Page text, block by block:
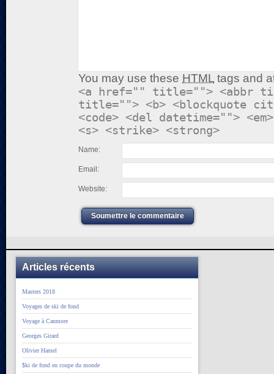
You may use these HTML tags and
<a href="" title=""> <abbr
title=""> <b> <blockquote
<code> <del datetime="">
<s> <strike> <strong>
Name:
Email:
Website:
Soumettre le commentaire
Articles récents
Masters 2018
Voyages de ski de fond
Voyage à Canmore
Georges Girard
Olivier Hamel
$ki de fond en coupe du monde